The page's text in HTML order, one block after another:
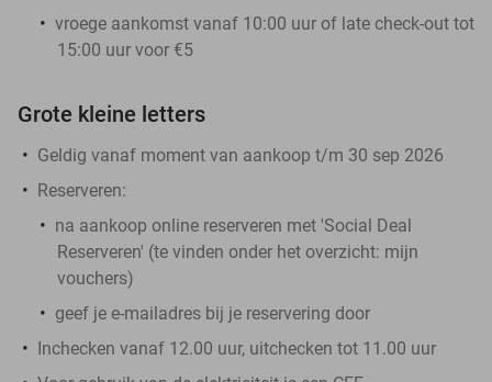
vroege aankomst vanaf 10:00 uur of late check-out tot
15:00 uur voor €5
Grote kleine letters
Geldig vanaf moment van aankoop t/m 30 sep 2026
Reserveren:
na aankoop online reserveren met 'Social Deal
Reserveren' (te vinden onder het overzicht: mijn
vouchers)
geef je e-mailadres bij je reservering door
Inchecken vanaf 12.00 uur, uitchecken tot 11.00 uur